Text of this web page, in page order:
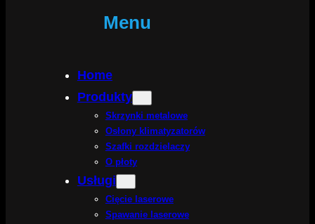
Menu
Home
Produkty
Skrzynki metalowe
Osłony klimatyzatorów
Szafki rozdzielaczy
O płoty
Usługi
Cięcie laserowe
Spawanie laserowe